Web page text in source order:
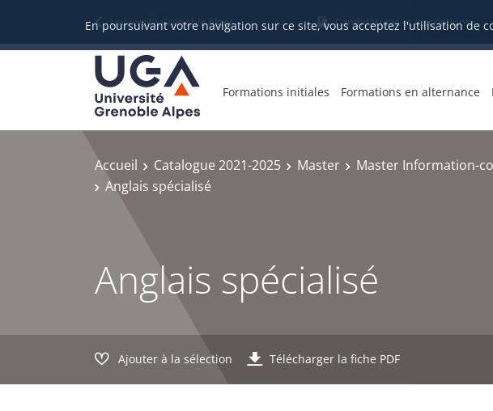
En poursuivant votre navigation sur ce site, vous acceptez l'utilisation de
Université Grenoble Alpes Candidatures et inscriptions
Formations initiales Formations en alternance
Accueil Catalogue 2021-2025 Master Master Information-
Anglais spécialisé
Anglais spécialisé
Ajouter à la sélection Télécharger la fiche PDF